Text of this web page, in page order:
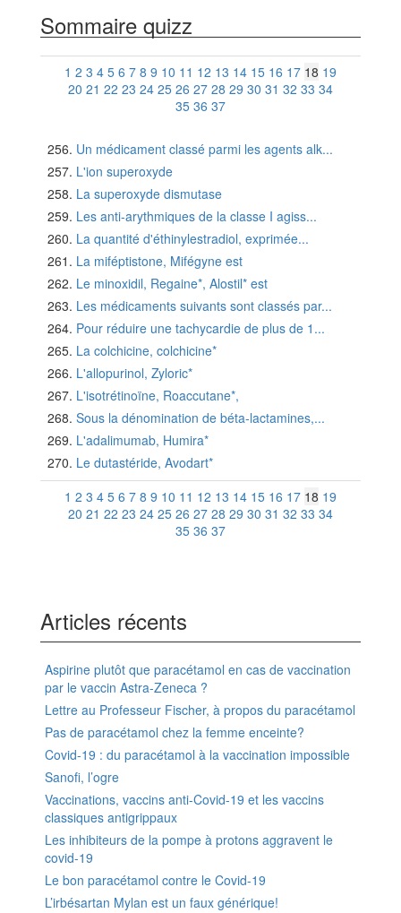
Sommaire quizz
1 2 3 4 5 6 7 8 9 10 11 12 13 14 15 16 17 18 19
20 21 22 23 24 25 26 27 28 29 30 31 32 33 34
35 36 37
Un médicament classé parmi les agents alk...
L'ion superoxyde
La superoxyde dismutase
Les anti-arythmiques de la classe I agiss...
La quantité d'éthinylestradiol, exprimée...
La miféptistone, Mifégyne est
Le minoxidil, Regaine*, Alostil* est
Les médicaments suivants sont classés par...
Pour réduire une tachycardie de plus de 1...
La colchicine, colchicine*
L'allopurinol, Zyloric*
L'isotrétinoïne, Roaccutane*,
Sous la dénomination de béta-lactamines,...
L'adalimumab, Humira*
Le dutastéride, Avodart*
1 2 3 4 5 6 7 8 9 10 11 12 13 14 15 16 17 18 19
20 21 22 23 24 25 26 27 28 29 30 31 32 33 34
35 36 37
Articles récents
Aspirine plutôt que paracétamol en cas de vaccination
par le vaccin Astra-Zeneca ?
Lettre au Professeur Fischer, à propos du paracétamol
Pas de paracétamol chez la femme enceinte?
Covid-19 : du paracétamol à la vaccination impossible
Sanofi, l’ogre
Vaccinations, vaccins anti-Covid-19 et les vaccins
classiques antigrippaux
Les inhibiteurs de la pompe à protons aggravent le
covid-19
Le bon paracétamol contre le Covid-19
L’irbésartan Mylan est un faux générique!